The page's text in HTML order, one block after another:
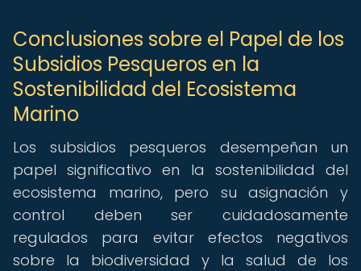
Conclusiones sobre el Papel de los
Subsidios Pesqueros en la
Sostenibilidad del Ecosistema
Marino
Los subsidios pesqueros desempeñan un
papel significativo en la sostenibilidad del
ecosistema marino, pero su asignación y
control deben ser cuidadosamente
regulados para evitar efectos negativos
sobre la biodiversidad y la salud de los